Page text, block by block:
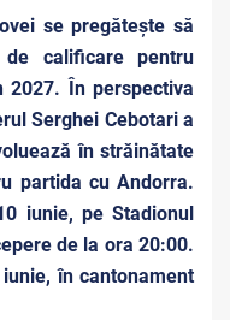
se pregătește să
calificare pentru
2027. În perspectiva
Serghei Cebotari a
în străinătate
partida cu Andorra.
iunie, pe Stadionul
de la ora 20:00.
în cantonament